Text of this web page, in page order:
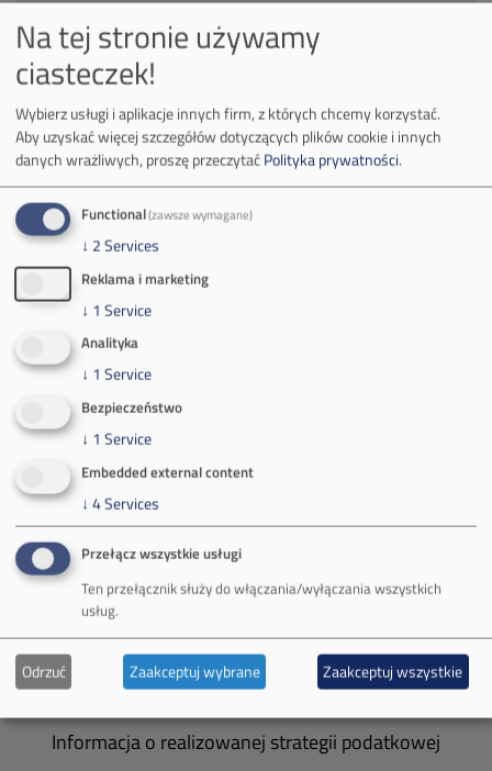
32-620 Brzeszcze
Kontakt dla mediów:
mail:media@pkw-sa.pl
tel.:+48 32 618 56 02
(poniedziałek-piątek 7:00-15:00)
Zakład Górniczy Janina
Zakład Górniczy Sobieski
Galeria zdjęć
Informacja o realizowanej strategii podatkowej
Na tej stronie używamy
ciasteczek!
Wybierz usługi i aplikacje innych firm, z których chcemy korzystać.
Aby uzyskać więcej szczegółów dotyczących plików cookie i innych
danych wrażliwych, proszę przeczytaćPolityka prywatności.
Functional(zawsze wymagane)
↓ 2Services
Reklama i marketing
↓ 1 Service
Analityka
↓ 1 Service
Bezpieczeństwo
↓ 1 Service
Embedded external content
↓ 4Services
Przełącz wszystkie usługi
Ten przełącznik służy do włączania/wyłączania wszystkich
usług.
Odrzuć Zaakceptuj wybrane Zaakceptuj wszystkie